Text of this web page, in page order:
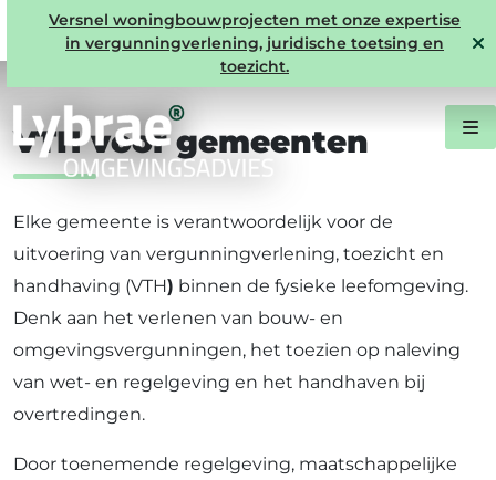
Versnel woningbouwprojecten met onze expertise
in vergunningverlening, juridische toetsing en
toezicht.
Capaciteitsondersteuning in
vergunningverlening, toezicht en handhaving
VTH voor gemeenten
Elke gemeente is verantwoordelijk voor de
uitvoering van vergunningverlening, toezicht en
handhaving (VTH) binnen de fysieke leefomgeving.
Denk aan het verlenen van bouw- en
omgevingsvergunningen, het toezien op naleving
van wet- en regelgeving en het handhaven bij
overtredingen.
Door toenemende regelgeving, maatschappelijke